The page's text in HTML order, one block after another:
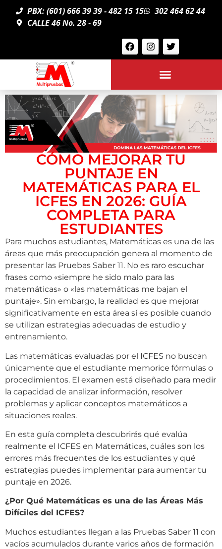
PBX: (601) 666 39 39 - 482 15 15
302 464 62 44
CALLE 46 No. 28 - 69
CÓMO MEJORAR TU
PUNTAJE EN
MATEMÁTICAS PARA EL
ICFES EN 2026: GUÍA
COMPLETA PARA
ESTUDIANTES
Para muchos estudiantes, Matemáticas es una de las
áreas que más preocupación genera al momento de
presentar las Pruebas Saber 11. No es raro escuchar
frases como «siempre he sido malo para las
matemáticas» o «las matemáticas me bajan el
puntaje». Sin embargo, la realidad es que mejorar
significativamente en esta área sí es posible cuando
se utilizan estrategias adecuadas de estudio y
entrenamiento.
Las matemáticas evaluadas por el ICFES no buscan
únicamente que el estudiante memorice fórmulas o
procedimientos. El examen está diseñado para medir
la capacidad de analizar información, resolver
problemas y aplicar conceptos matemáticos a
situaciones reales.
En esta guía completa descubrirás qué evalúa
realmente el ICFES en Matemáticas, cuáles son los
errores más frecuentes de los estudiantes y qué
estrategias puedes implementar para aumentar tu
puntaje en 2026.
¿Por Qué Matemáticas es una de las Áreas Más
Difíciles del ICFES?
Muchos estudiantes llegan a las Pruebas Saber 11 con
vacíos acumulados durante varios años de formación